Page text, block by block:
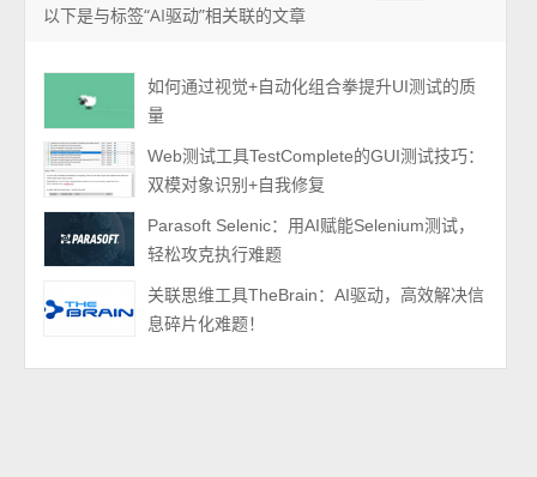
以下是与标签“AI驱动”相关联的文章
如何通过视觉+自动化组合拳提升UI测试的质
量
Web测试工具TestComplete的GUI测试技巧：
双模对象识别+自我修复
Parasoft Selenic：用AI赋能Selenium测试，
轻松攻克执行难题
关联思维工具TheBrain：AI驱动，高效解决信
息碎片化难题！